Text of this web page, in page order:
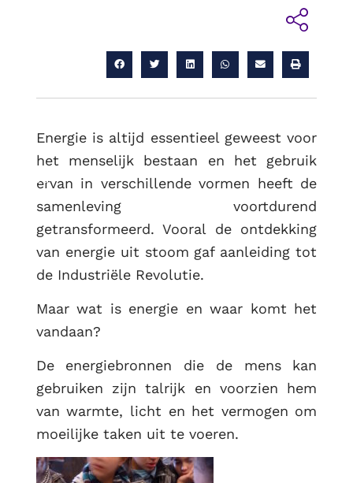
RUG
Energie is altijd essentieel geweest voor
het menselijk bestaan en het gebruik
ervan in verschillende vormen heeft de
samenleving voortdurend
getransformeerd. Vooral de ontdekking
van energie uit stoom gaf aanleiding tot
de Industriële Revolutie.
Maar wat is energie en waar komt het
vandaan?
De energiebronnen die de mens kan
gebruiken zijn talrijk en voorzien hem
van warmte, licht en het vermogen om
moeilijke taken uit te voeren.